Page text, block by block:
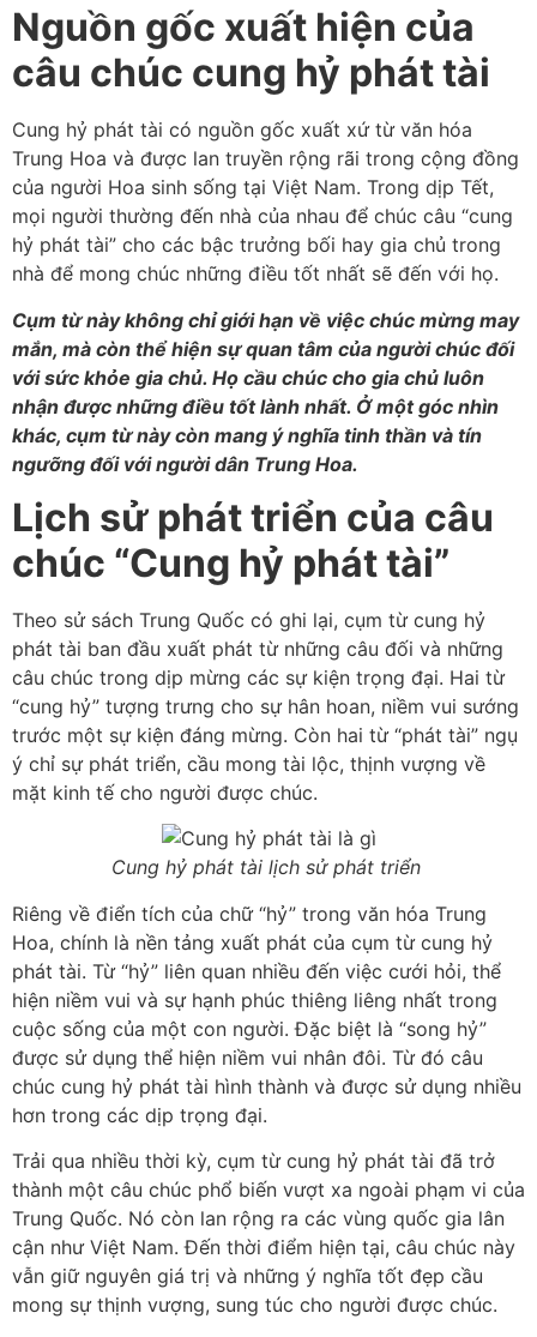
Nguồn gốc xuất hiện của
câu chúc cung hỷ phát tài
Cung hỷ phát tài có nguồn gốc xuất xứ từ văn hóa
Trung Hoa và được lan truyền rộng rãi trong cộng đồng
của người Hoa sinh sống tại Việt Nam. Trong dịp Tết,
mọi người thường đến nhà của nhau để chúc câu “cung
hỷ phát tài” cho các bậc trưởng bối hay gia chủ trong
nhà để mong chúc những điều tốt nhất sẽ đến với họ.
Cụm từ này không chỉ giới hạn về việc chúc mừng may
mắn, mà còn thể hiện sự quan tâm của người chúc đối
với sức khỏe gia chủ. Họ cầu chúc cho gia chủ luôn
nhận được những điều tốt lành nhất. Ở một góc nhìn
khác, cụm từ này còn mang ý nghĩa tinh thần và tín
ngưỡng đối với người dân Trung Hoa.
Lịch sử phát triển của câu
chúc “Cung hỷ phát tài”
Theo sử sách Trung Quốc có ghi lại, cụm từ cung hỷ
phát tài ban đầu xuất phát từ những câu đối và những
câu chúc trong dịp mừng các sự kiện trọng đại. Hai từ
“cung hỷ” tượng trưng cho sự hân hoan, niềm vui sướng
trước một sự kiện đáng mừng. Còn hai từ “phát tài” ngụ
ý chỉ sự phát triển, cầu mong tài lộc, thịnh vượng về
mặt kinh tế cho người được chúc.
Cung hỷ phát tài lịch sử phát triển
Riêng về điển tích của chữ “hỷ” trong văn hóa Trung
Hoa, chính là nền tảng xuất phát của cụm từ cung hỷ
phát tài. Từ “hỷ” liên quan nhiều đến việc cưới hỏi, thể
hiện niềm vui và sự hạnh phúc thiêng liêng nhất trong
cuộc sống của một con người. Đặc biệt là “song hỷ”
được sử dụng thể hiện niềm vui nhân đôi. Từ đó câu
chúc cung hỷ phát tài hình thành và được sử dụng nhiều
hơn trong các dịp trọng đại.
Trải qua nhiều thời kỳ, cụm từ cung hỷ phát tài đã trở
thành một câu chúc phổ biến vượt xa ngoài phạm vi của
Trung Quốc. Nó còn lan rộng ra các vùng quốc gia lân
cận như Việt Nam. Đến thời điểm hiện tại, câu chúc này
vẫn giữ nguyên giá trị và những ý nghĩa tốt đẹp cầu
mong sự thịnh vượng, sung túc cho người được chúc.